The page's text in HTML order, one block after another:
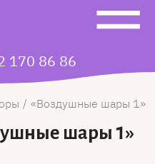
170 86 86
Воздушные шары 1
шары 1»